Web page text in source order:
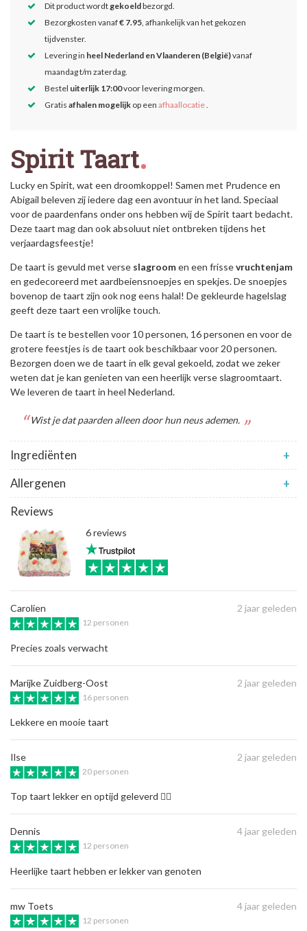
Dit product wordtgekoeldbezorgd.
Bezorgkosten vanaf€ 7.95, afhankelijk van het gekozen
tijdvenster.
Levering in heel Nederland en Vlaanderen (België)vanaf
maandag t/m zaterdag.
Bestel uiterlijk 17:00voor levering morgen.
Gratis afhalen mogelijk op een afhaallocatie.
Spirit Taart
Lucky en Spirit, wat een droomkoppel! Samen met Prudence en
Abigail beleven zij iedere dag een avontuur in het land. Speciaal
voor de paardenfans onder ons hebben wij de Spirit taart bedacht.
Deze taart mag dan ook absoluut niet ontbreken tijdens het
verjaardagsfeestje!
De taart is gevuld met verse slagroomen een frissevruchtenjam
en gedecoreerd met aardbeiensnoepjes en spekjes. De snoepjes
bovenop de taart zijn ook nog eens halal! De gekleurde hagelslag
geeft deze taart een vrolijke touch.
De taart is te bestellen voor 10 personen, 16 personen en voor de
grotere feestjes is de taart ook beschikbaar voor 20 personen.
Bezorgen doen we de taart in elk geval gekoeld, zodat we zeker
weten dat je kan genieten van een heerlijk verse slagroomtaart.
We leveren de taart in heel Nederland.
Ingrediënten
+
Allergenen
+
Wist je dat paarden alleen door hun neus ademen.
Reviews
6 reviews
Carolien 2 jaar geleden
12 personen
Precies zoals verwacht
Marijke Zuidberg-Oost 2 jaar geleden
16 personen
Lekkere en mooie taart
Ilse 2 jaar geleden
20 personen
Top taart lekker en optijd geleverd 👍🏼
Dennis 4 jaar geleden
12 personen
Heerlijke taart hebben er lekker van genoten
mw Toets 4 jaar geleden
12 personen